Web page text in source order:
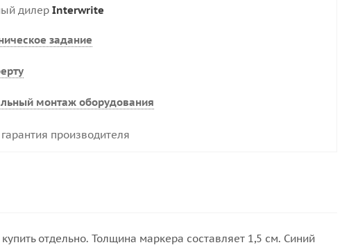
дилер Interwrite
задание
монтаж оборудования
производителя
отдельно. Толщина маркера составляет 1,5 см. Синий